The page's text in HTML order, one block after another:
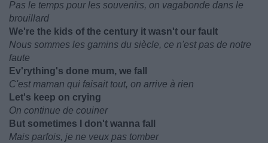
Pas le temps pour les souvenirs, on vagabonde dans le
brouillard
We're the kids of the century it wasn't our fault
Nous sommes les gamins du siècle, ce n'est pas de notre
faute
Ev'rything's done mum, we fall
C'est maman qui faisait tout, on arrive à rien
Let's keep on crying
On continue de couiner
But sometimes I don't wanna fall
Mais parfois, je ne veux pas tomber